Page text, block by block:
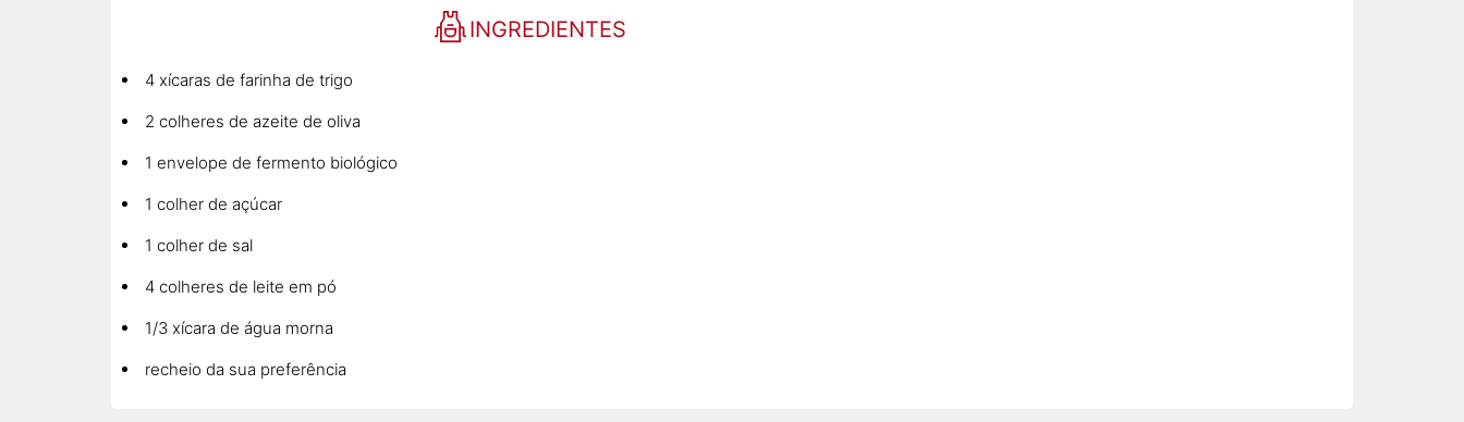
INGREDIENTES
4 xícaras de farinha de trigo
2 colheres de azeite de oliva
1 envelope de fermento biológico
1 colher de açúcar
1 colher de sal
4 colheres de leite em pó
1/3 xícara de água morna
recheio da sua preferência